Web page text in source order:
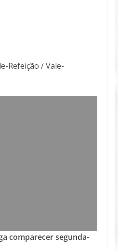
Refeição / Vale-
comparecer segunda-